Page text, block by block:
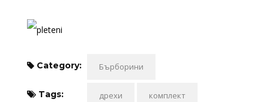
Category: Бърборини
Tags: дрехи комплект